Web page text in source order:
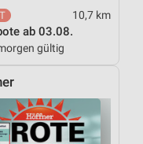
10,7 km
ab 03.08.
gültig